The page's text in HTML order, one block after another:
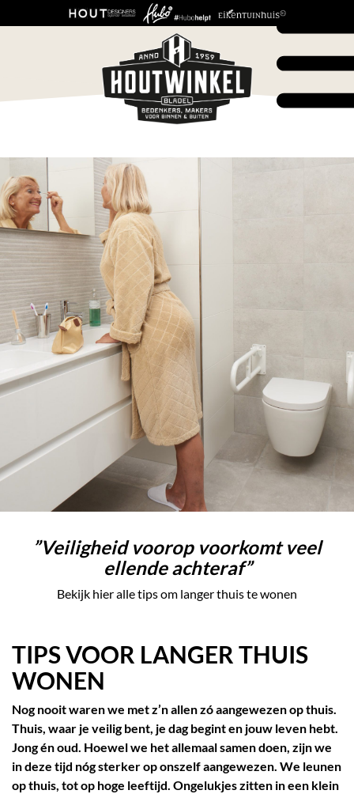
”Veiligheid voorop voorkomt veel
ellende achteraf”
Bekijk hier alle tips om langer thuis te wonen
TIPS VOOR LANGER THUIS
WONEN
Nog nooit waren we met z’n allen zó aangewezen op thuis.
Thuis, waar je veilig bent, je dag begint en jouw leven hebt.
Jong én oud. Hoewel we het allemaal samen doen, zijn we
in deze tijd nóg sterker op onszelf aangewezen. We leunen
op thuis, tot op hoge leeftijd. Ongelukjes zitten in een klein